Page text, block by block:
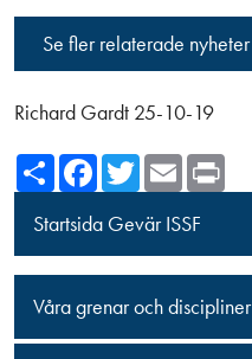
Startsida Gevär ISSF
Våra grenar och discipliner
Se fler relaterade nyheter
Richard Gardt 25-10-19
ShareFacebook
TwitterEmail